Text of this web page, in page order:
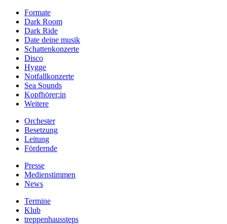
Formate
Dark Room
Dark Ride
Date deine musik
Schattenkonzerte
Disco
Hygge
Notfallkonzerte
Sea Sounds
Kopfhörer:in
Weitere
Orchester
Besetzung
Leitung
Fördernde
Presse
Medienstimmen
News
Termine
Klub
treppenhaussteps